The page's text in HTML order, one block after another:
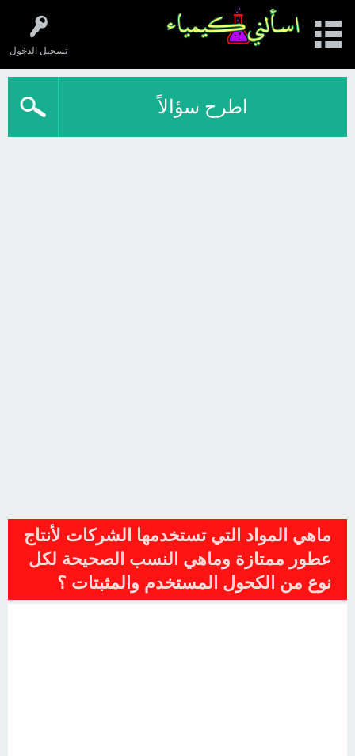
تسجيل الدخول
اطرح سؤالاً
ماهي المواد التي تستخدمها الشركات لأنتاج
عطور ممتازة وماهي النسب الصحيحة لكل
نوع من الكحول المستخدم والمثبتات ؟